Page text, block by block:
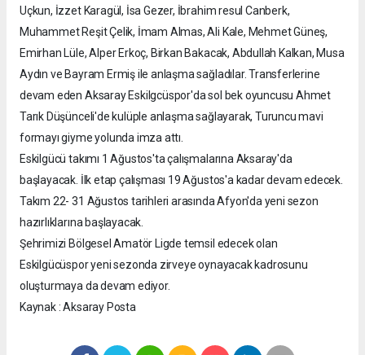
Uçkun, İzzet Karagül, İsa Gezer, İbrahim resul Canberk,
Muhammet Reşit Çelik, İmam Almas, Ali Kale, Mehmet Güneş,
Emirhan Lüle, Alper Erkoç, Birkan Bakacak, Abdullah Kalkan, Musa
Aydın ve Bayram Ermiş ile anlaşma sağladılar. Transferlerine
devam eden Aksaray Eskilgcüspor'da sol bek oyuncusu Ahmet
Tarık Düşünceli'de kulüple anlaşma sağlayarak, Turuncu mavi
formayı giyme yolunda imza attı.
Eskilgücü takımı 1 Ağustos'ta çalışmalarına Aksaray'da
başlayacak. İlk etap çalışması 19 Ağustos'a kadar devam edecek.
Takım 22- 31 Ağustos tarihleri arasında Afyon'da yeni sezon
hazırlıklarına başlayacak.
Şehrimizi Bölgesel Amatör Ligde temsil edecek olan
Eskilgücüspor yeni sezonda zirveye oynayacak kadrosunu
oluşturmaya da devam ediyor.
Kaynak : Aksaray Posta